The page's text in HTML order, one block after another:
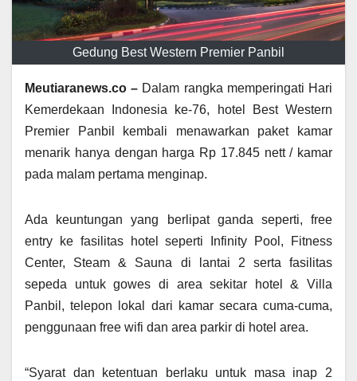
Gedung Best Western Premier Panbil
Meutiaranews.co – Dalam rangka memperingati Hari
Kemerdekaan Indonesia ke-76, hotel Best Western
Premier Panbil kembali menawarkan paket kamar
menarik hanya dengan harga Rp 17.845 nett / kamar
pada malam pertama menginap.
Ada keuntungan yang berlipat ganda seperti, free
entry ke fasilitas hotel seperti Infinity Pool, Fitness
Center, Steam & Sauna di lantai 2 serta fasilitas
sepeda untuk gowes di area sekitar hotel & Villa
Panbil, telepon lokal dari kamar secara cuma-cuma,
penggunaan free wifi dan area parkir di hotel area.
“Syarat dan ketentuan berlaku untuk masa inap 2